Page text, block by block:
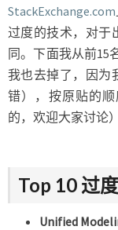
StackExchange.com
过度的技术，对于
同。下面我从前15
我也去掉了，因为
错），按原贴的
的，欢迎大家讨论）
Top 10 过
Unified